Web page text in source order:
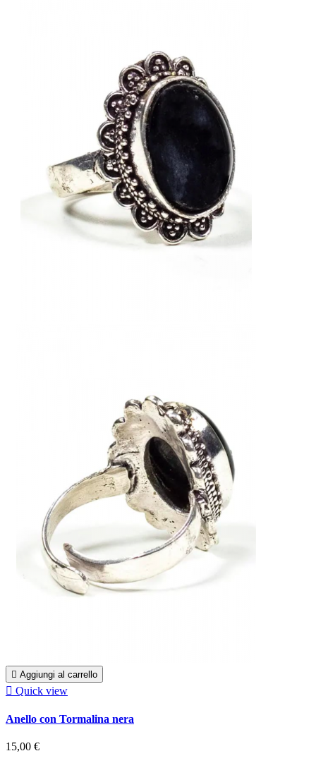
 Aggiungi al carrello
 Quick view
Anello con Tormalina nera
15,00 €